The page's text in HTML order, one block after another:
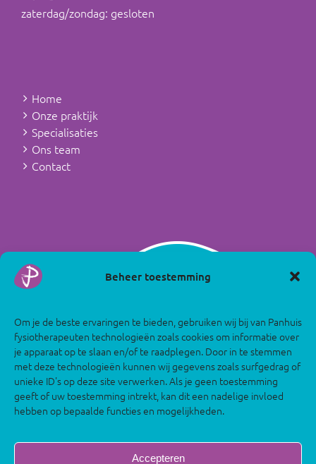
Beheer toestemming
Om je de beste ervaringen te bieden, gebruiken wij bij van Panhuis
fysiotherapeuten technologieën zoals cookies om informatie over
je apparaat op te slaan en/of te raadplegen. Door in te stemmen
met deze technologieën kunnen wij gegevens zoals surfgedrag of
unieke ID's op deze site verwerken. Als je geen toestemming
geeft of uw toestemming intrekt, kan dit een nadelige invloed
hebben op bepaalde functies en mogelijkheden.
Accepteren
zaterdag/zondag: gesloten
Home
Onze praktijk
Specialisaties
Ons team
Contact